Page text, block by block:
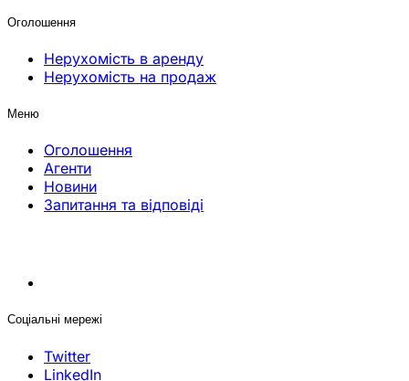
Оголошення
Нерухомість в аренду
Нерухомість на продаж
Меню
Оголошення
Агенти
Новини
Запитання та відповіді
Соціальні мережі
Twitter
LinkedIn